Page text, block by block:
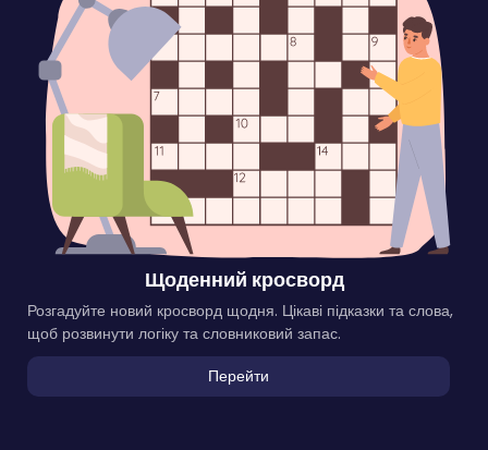
Щоденний кросворд
Розгадуйте новий кросворд щодня. Цікаві підказки та слова,
щоб розвинути логіку та словниковий запас.
Перейти